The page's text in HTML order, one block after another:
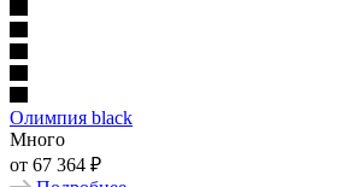
Олимпия black
Много
от 67 364 ₽